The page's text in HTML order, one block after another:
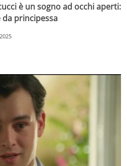
è un sogno ad occhi aperti:
principessa